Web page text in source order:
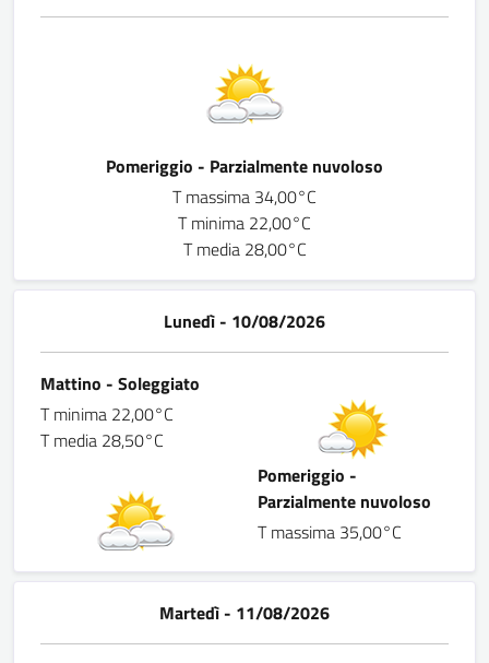
Pomeriggio - Parzialmente nuvoloso
T massima 34,00°C
T minima 22,00°C
T media 28,00°C
Lunedì - 10/08/2026
Mattino - Soleggiato
T minima 22,00°C
T media 28,50°C
Pomeriggio -
Parzialmente nuvoloso
T massima 35,00°C
Martedì - 11/08/2026